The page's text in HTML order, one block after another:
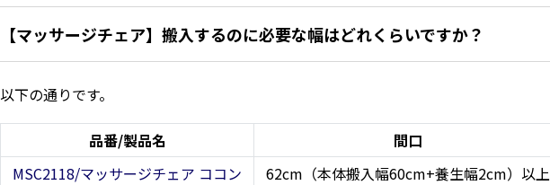
【マッサージチェア】搬入するのに必要な幅はどれくらいですか？
以下の通りです。
品番/製品名
間口
MSC2118/マッサージチェア ココン
62cm（本体搬入幅60cm+養生幅2cm）以上